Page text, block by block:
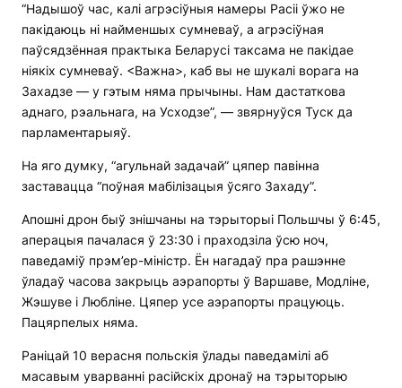
“Надышоў час, калі агрэсіўныя намеры Расіі ўжо не
пакідаюць ні найменшых сумневаў, а агрэсіўная
паўсядзённая практыка Беларусі таксама не пакідае
ніякіх сумневаў. <Важна>, каб вы не шукалі ворага на
Захадзе — у гэтым няма прычыны. Нам дастаткова
аднаго, рэальнага, на Усходзе”, — звярнуўся Туск да
парламентарыяў.
На яго думку, “агульнай задачай” цяпер павінна
заставацца “поўная мабілізацыя ўсяго Захаду”.
Апошні дрон быў знішчаны на тэрыторыі Польшчы ў 6:45,
аперацыя пачалася ў 23:30 і праходзіла ўсю ноч,
паведаміў прэм’ер-міністр. Ён нагадаў пра рашэнне
ўладаў часова закрыць аэрапорты ў Варшаве, Модліне,
Жэшуве і Любліне. Цяпер усе аэрапорты працуюць.
Пацярпелых няма.
Раніцай 10 верасня польскія ўлады паведамілі аб
масавым уварванні расійскіх дронаў на тэрыторыю